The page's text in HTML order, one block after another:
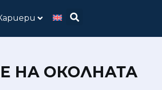
НА ОКОЛНАТА